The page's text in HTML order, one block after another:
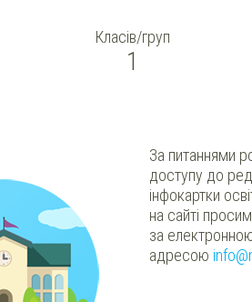
Класів/груп
1
За питаннями
доступу до
інфокартки
на сайті
за
адресою